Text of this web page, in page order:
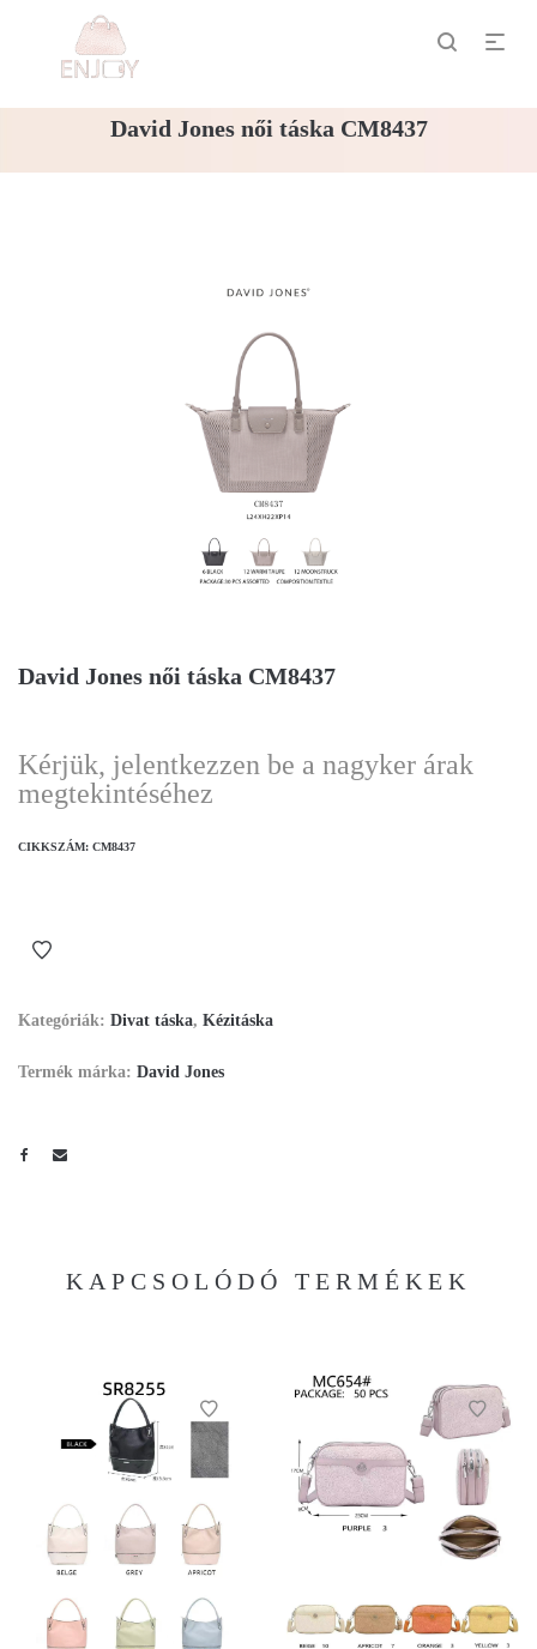
David Jones női táska CM8437
David Jones női táska CM8437
Kérjük, jelentkezzen be a nagyker árak
megtekintéséhez
CIKKSZÁM: CM8437
Kategóriák: Divat táska, Kézitáska
Termék márka: David Jones
KAPCSOLÓDÓ TERMÉKEK